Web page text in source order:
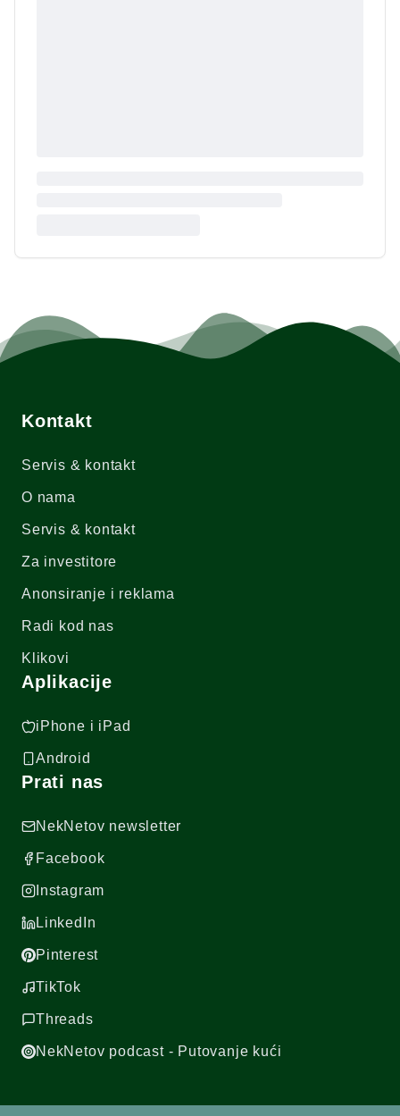
Kontakt
Servis & kontakt
O nama
Servis & kontakt
Za investitore
Anonsiranje i reklama
Radi kod nas
Klikovi
Aplikacije
iPhone i iPad
Android
Prati nas
NekNetov newsletter
Facebook
Instagram
LinkedIn
Pinterest
TikTok
Threads
NekNetov podcast - Putovanje kući